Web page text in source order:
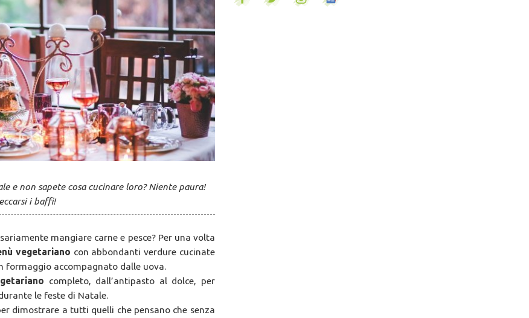
e non sapete cosa cucinare loro? Niente paura!
i baffi!
mangiare carne e pesce? Per una volta
vegetariano con abbondanti verdure cucinate
formaggio accompagnato dalle uova.
completo, dall’antipasto al dolce, per
le feste di Natale.
dimostrare a tutti quelli che pensano che senza